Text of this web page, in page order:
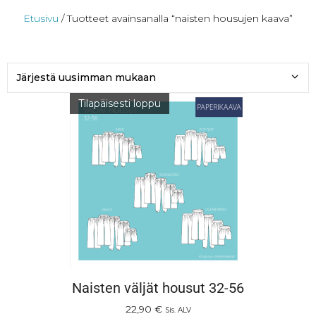
Etusivu / Tuotteet avainsanalla “naisten housujen kaava”
Tilapäisesti loppu
Naisten väljät housut 32-56
22,90 € Sis. ALV